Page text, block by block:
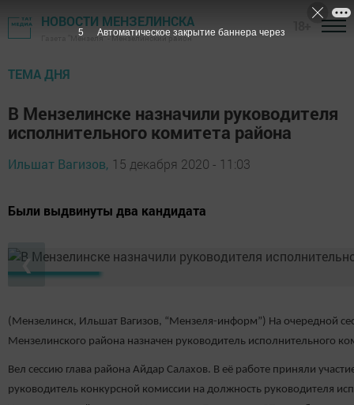
НОВОСТИ МЕНЗЕЛИНСКА
Газета "Мензеля" - Мензелинский район
ТЕМА ДНЯ
В Мензелинске назначили руководителя
исполнительного комитета района
Ильшат Вагизов, 15 декабря 2020 - 11:03
Были выдвинуты два кандидата
❮
(Мензелинск, Ильшат Вагизов, “Мензеля-информ”) На очередной
Мензелинского района назначен руководитель исполнительного
Вел сессию глава района Айдар Салахов. В её работе приняли
руководитель конкурсной комиссии на должность руководителя
4 Автоматическое закрытие баннера через